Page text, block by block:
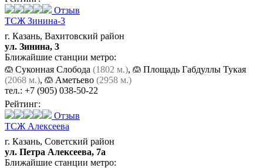
Отзыв
ТСЖ Зинина-3
г. Казань, Вахитовский район
ул. Зинина, 3
Ближайшие станции метро:
Суконная Слобода (1802 м.),
Площадь Габдуллы Тукая
(2068 м.), Аметьево (2958 м.)
тел.: +7 (905) 038-50-22
Рейтинг:
Отзыв
ТСЖ Алексеева
г. Казань, Советский район
ул. Петра Алексеева, 7а
Ближайшие станции метро: